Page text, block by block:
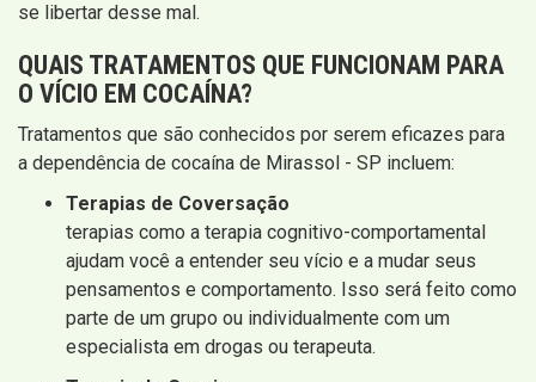
se libertar desse mal.
QUAIS TRATAMENTOS QUE FUNCIONAM PARA
O VÍCIO EM COCAÍNA?
Tratamentos que são conhecidos por serem eficazes para
a dependência de cocaína de Mirassol - SP incluem:
Terapias de Coversação
terapias como a terapia cognitivo-comportamental
ajudam você a entender seu vício e a mudar seus
pensamentos e comportamento. Isso será feito como
parte de um grupo ou individualmente com um
especialista em drogas ou terapeuta.